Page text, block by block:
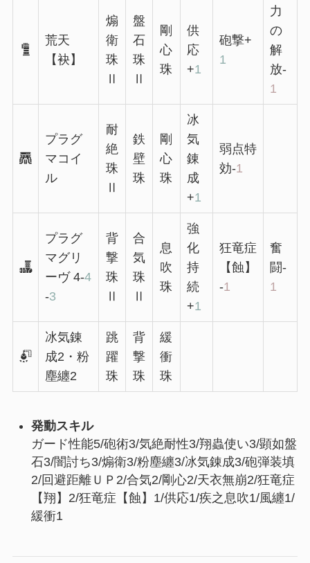
荒天
【袂】
煽
衛
珠
Ⅱ
盤
石
珠
Ⅱ
剛
心
珠
供
応
+1
砲撃+
1
力
の
解
放-
1
プラグ
マコイ
ル
耐
絶
珠
Ⅱ
鉄
壁
珠
剛
心
珠
冰
気
錬
成
+1
弱点特
効-1
プラグ
マグリ
ーヴ 4-4
-3
背
撃
珠
Ⅱ
合
気
珠
Ⅱ
息
吹
珠
強
化
持
続
+1
狂竜症
【蝕】
-1
奮
闘-
1
冰気錬
成2・粉
塵纏2
跳
躍
珠
背
撃
珠
緩
衝
珠
発動スキル
ガード性能5/砲術3/気絶耐性3/翔蟲使い3/顕如盤
石3/闇討ち3/煽衛3/粉塵纏3/冰気錬成3/砲弾装填
2/回避距離ＵＰ2/合気2/剛心2/天衣無崩2/狂竜症
【翔】2/狂竜症【蝕】1/供応1/疾之息吹1/風纏1/
緩衝1